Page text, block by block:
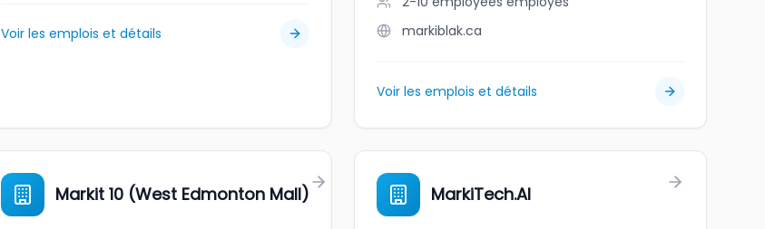
Voir les emplois et détails
markiblak.ca
Voir les emplois et détails
Markit 10 (West Edmonton Mall) MarkiTech.AI